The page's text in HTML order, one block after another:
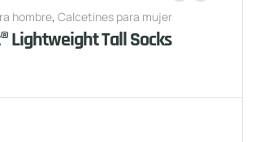
hombre, Calcetines para mujer
Lightweight Tall Socks